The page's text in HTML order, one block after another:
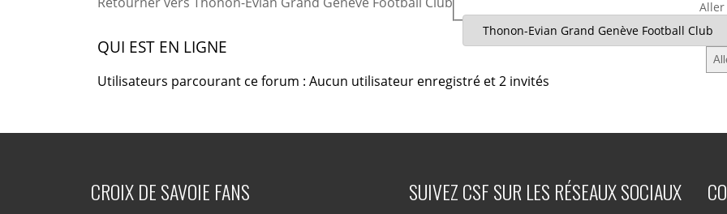
Aller
QUI EST EN LIGNE
Utilisateurs parcourant ce forum : Aucun utilisateur enregistré et 2 invités
CROIX DE SAVOIE FANS SUIVEZ CSF SUR LES RÉSEAUX SOCIAUX